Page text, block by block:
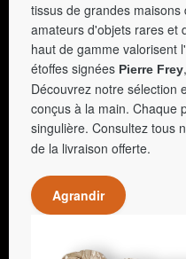
tissus de grandes
amateurs d'objets rares et
haut de gamme valorisent
étoffes signées Pierre Frey,
Découvrez notre sélection
conçus à la main. Chaque
singulière. Consultez tous
de la livraison offerte.
Agrandir